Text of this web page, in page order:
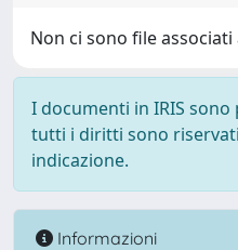
Non ci sono file
I documenti in IRIS
tutti i diritti sono
indicazione.
Informazioni